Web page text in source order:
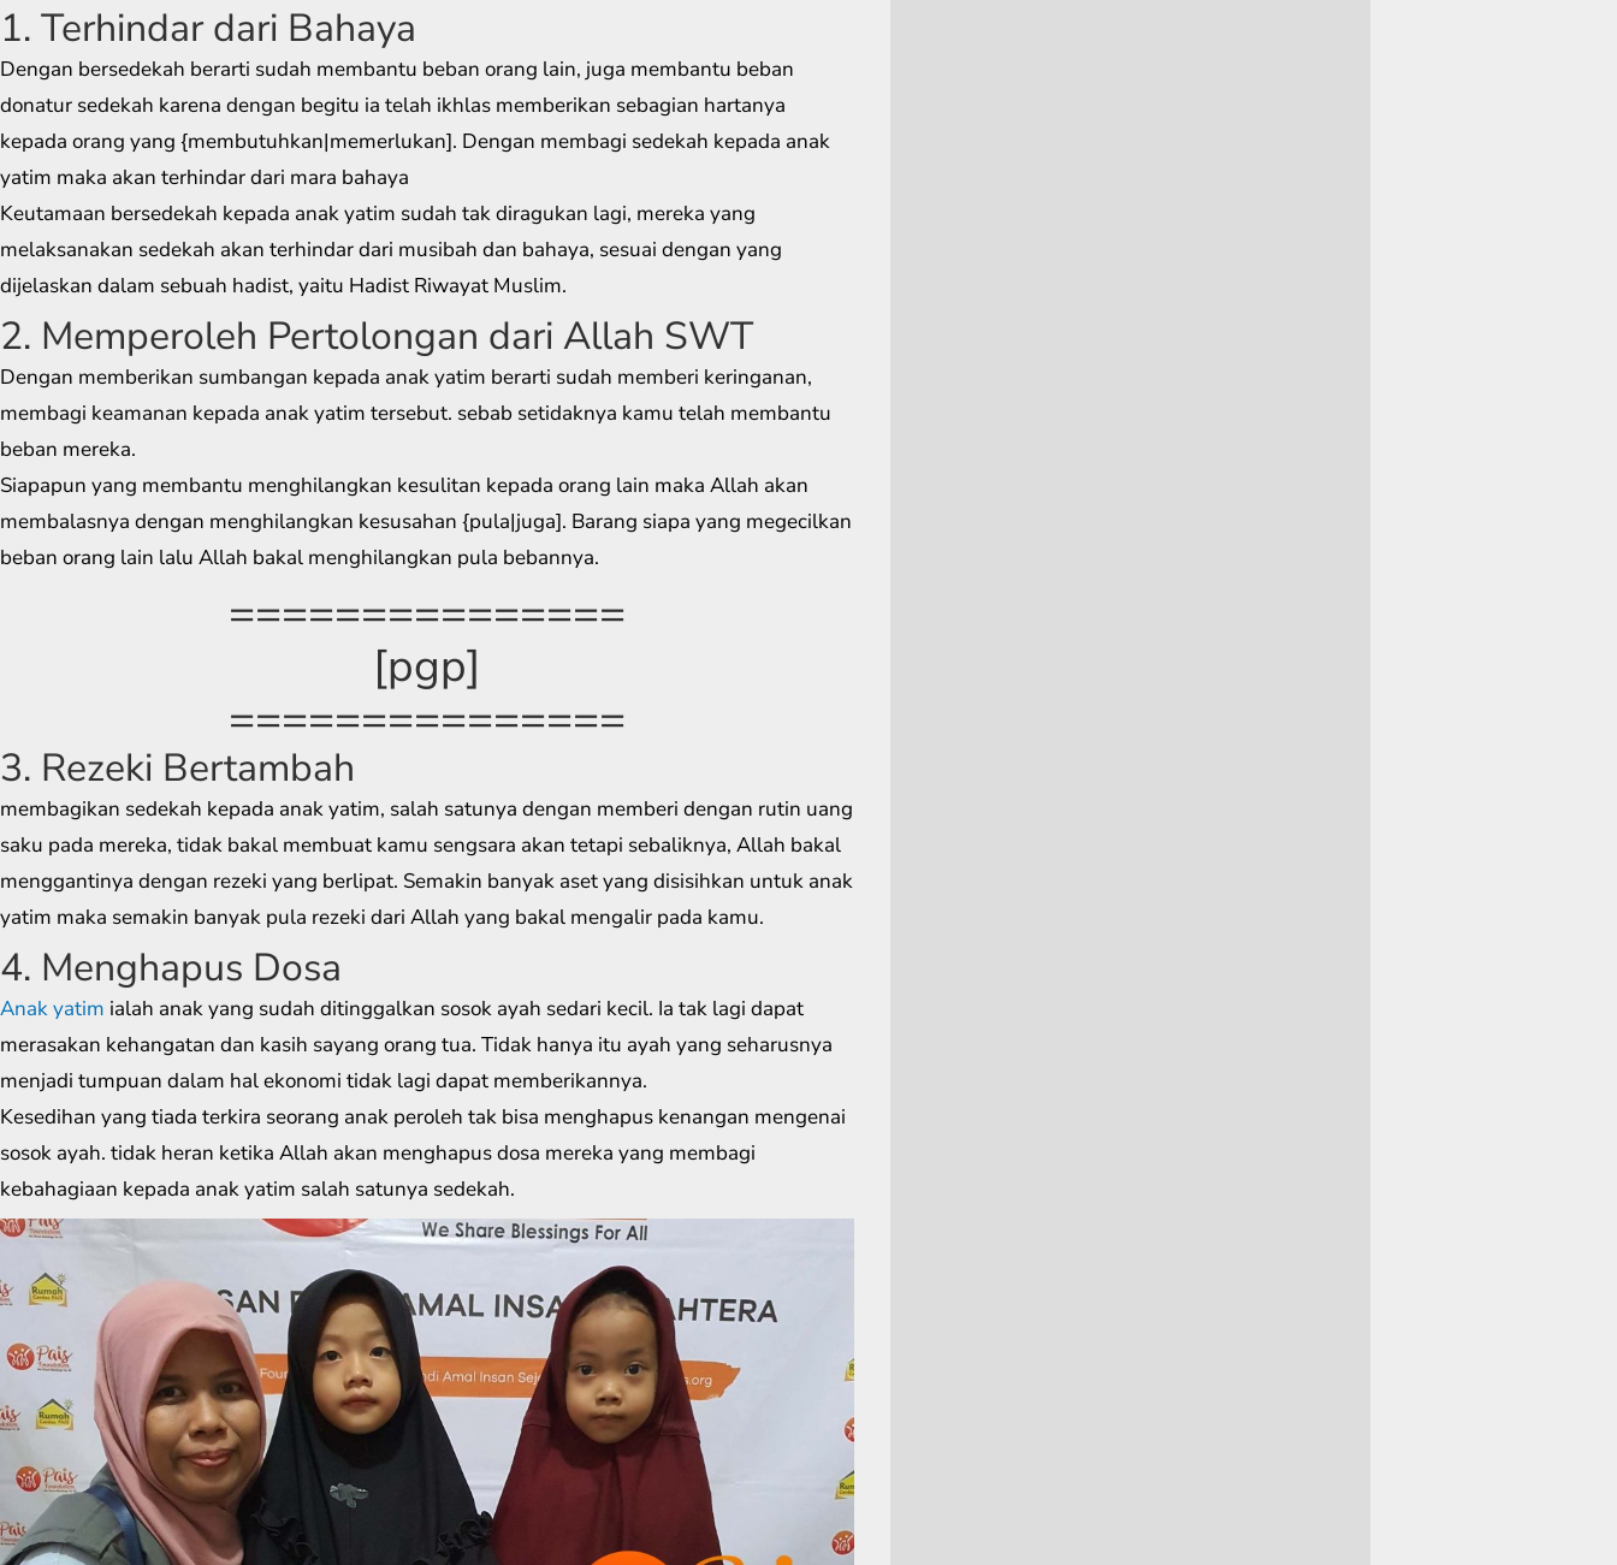
1. Terhindar dari Bahaya
Dengan bersedekah berarti sudah membantu beban orang lain, juga membantu beban
donatur sedekah karena dengan begitu ia telah ikhlas memberikan sebagian hartanya
kepada orang yang {membutuhkan|memerlukan]. Dengan membagi sedekah kepada anak
yatim maka akan terhindar dari mara bahaya
Keutamaan bersedekah kepada anak yatim sudah tak diragukan lagi, mereka yang
melaksanakan sedekah akan terhindar dari musibah dan bahaya, sesuai dengan yang
dijelaskan dalam sebuah hadist, yaitu Hadist Riwayat Muslim.
2. Memperoleh Pertolongan dari Allah SWT
Dengan memberikan sumbangan kepada anak yatim berarti sudah memberi keringanan,
membagi keamanan kepada anak yatim tersebut. sebab setidaknya kamu telah membantu
beban mereka.
Siapapun yang membantu menghilangkan kesulitan kepada orang lain maka Allah akan
membalasnya dengan menghilangkan kesusahan {pula|juga]. Barang siapa yang megecilkan
beban orang lain lalu Allah bakal menghilangkan pula bebannya.
===============
[pgp]
===============
3. Rezeki Bertambah
membagikan sedekah kepada anak yatim, salah satunya dengan memberi dengan rutin uang
saku pada mereka, tidak bakal membuat kamu sengsara akan tetapi sebaliknya, Allah bakal
menggantinya dengan rezeki yang berlipat. Semakin banyak aset yang disisihkan untuk anak
yatim maka semakin banyak pula rezeki dari Allah yang bakal mengalir pada kamu.
4. Menghapus Dosa
Anak yatim ialah anak yang sudah ditinggalkan sosok ayah sedari kecil. Ia tak lagi dapat
merasakan kehangatan dan kasih sayang orang tua. Tidak hanya itu ayah yang seharusnya
menjadi tumpuan dalam hal ekonomi tidak lagi dapat memberikannya.
Kesedihan yang tiada terkira seorang anak peroleh tak bisa menghapus kenangan mengenai
sosok ayah. tidak heran ketika Allah akan menghapus dosa mereka yang membagi
kebahagiaan kepada anak yatim salah satunya sedekah.